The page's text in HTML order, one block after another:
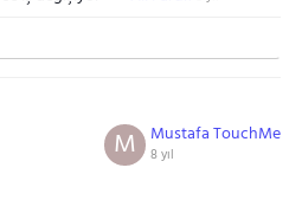
Mustafa TouchMe
8 yıl
M